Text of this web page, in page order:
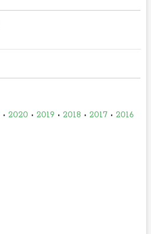
• 2020 • 2019 • 2018 • 2017• 2016